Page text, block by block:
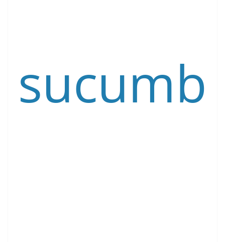
sucumb